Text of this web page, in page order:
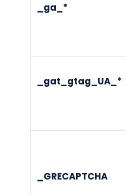
_ga_*
_gat_gtag_UA_*
_GRECAPTCHA